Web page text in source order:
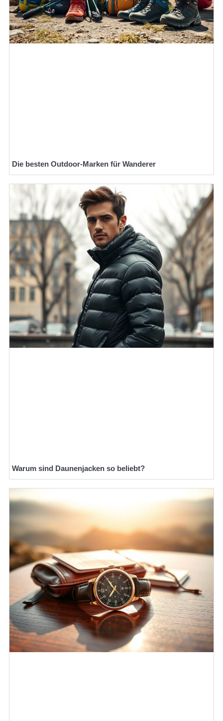
Die besten Outdoor-Marken für Wanderer
Warum sind Daunenjacken so beliebt?